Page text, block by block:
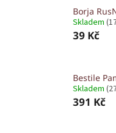
Borja
Skladem
39 Kč
Bestile
Skladem
391 Kč